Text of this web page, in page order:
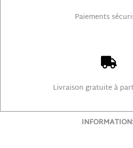
Paiements
Livraison gratuite à